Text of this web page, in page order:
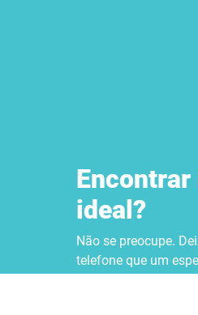
ideal?
Não se preocupe.
telefone que um